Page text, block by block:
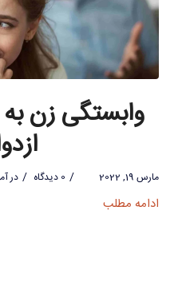
وابستگی زن به
مارس 19, 2022 / 0 دیدگاه / در
ادامه مطلب